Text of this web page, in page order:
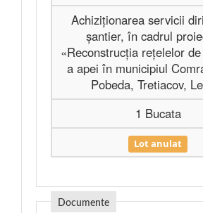
Achiziţionarea servicii
şantier, în cadrul
«Reconstrucția rețelelor
a apei în municipiul
Pobeda, Tretiacov,
1 Bucata
Lot anulat
Documente